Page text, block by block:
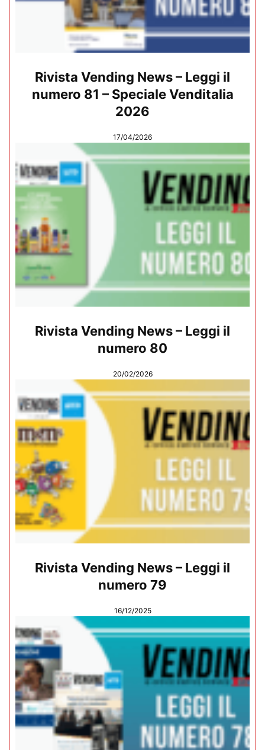
Rivista Vending News – Leggi il
numero 81 – Speciale Venditalia
2026
17/04/2026
Rivista Vending News – Leggi il
numero 80
20/02/2026
Rivista Vending News – Leggi il
numero 79
16/12/2025